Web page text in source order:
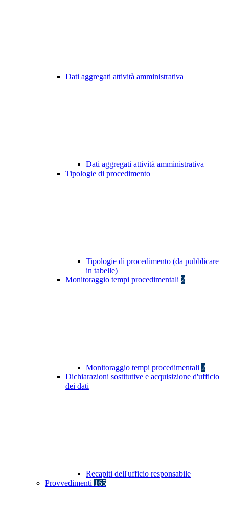
Dati aggregati attività amministrativa
Dati aggregati attività amministrativa
Tipologie di procedimento
Tipologie di procedimento (da pubblicare
in tabelle)
Monitoraggio tempi procedimentali 2
Monitoraggio tempi procedimentali 2
Dichiarazioni sostitutive e acquisizione d'ufficio
dei dati
Recapiti dell'ufficio responsabile
Provvedimenti 165